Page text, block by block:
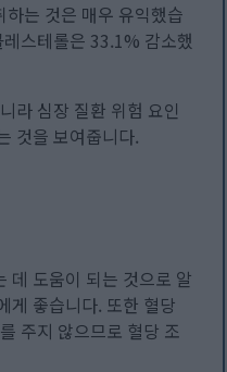
는 것은 매우 유익했습
스테롤은 33.1% 감소했
라 심장 질환 위험 요인
것을 보여줍니다.
데 도움이 되는 것으로 알
게 좋습니다. 또한 혈당
주지 않으므로 혈당 조